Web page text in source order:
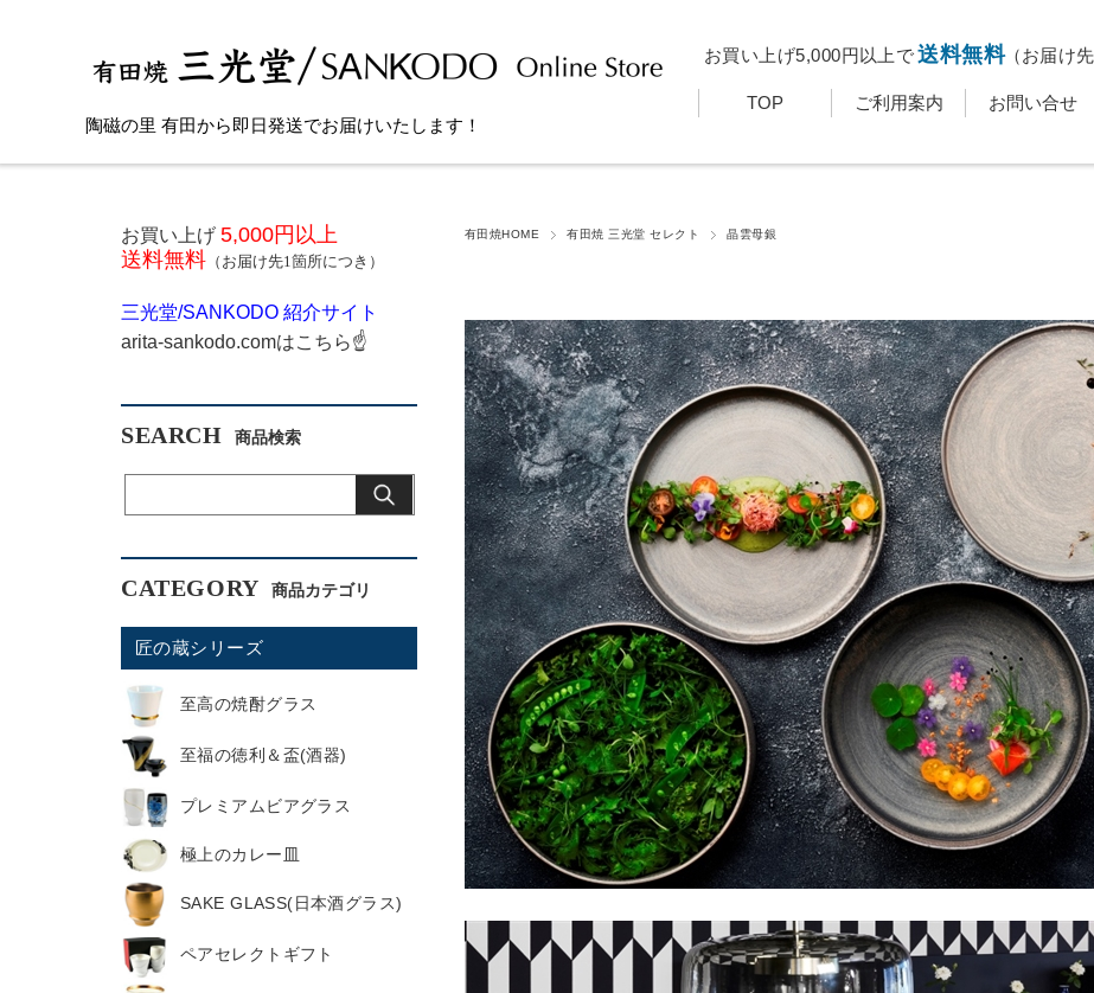
陶磁の里 有田から即日発送でお届けいたします！
お買い上げ5,000円以上で送料無料（お届け先
TOP ご利用案内 お問い合せ
有田焼HOME 有田焼 三光堂 セレクト 晶雲母銀
お買い上げ 5,000円以上
送料無料 （お届け先1箇所につき）
三光堂/SANKODO 紹介サイト
arita-sankodo.comはこちら☝
SEARCH
CATEGORY
匠の蔵シリーズ
至高の焼酎グラス
至福の徳利＆盃(酒器)
プレミアムビアグラス
極上のカレー皿
SAKE GLASS(日本酒グラス)
ペアセレクトギフト